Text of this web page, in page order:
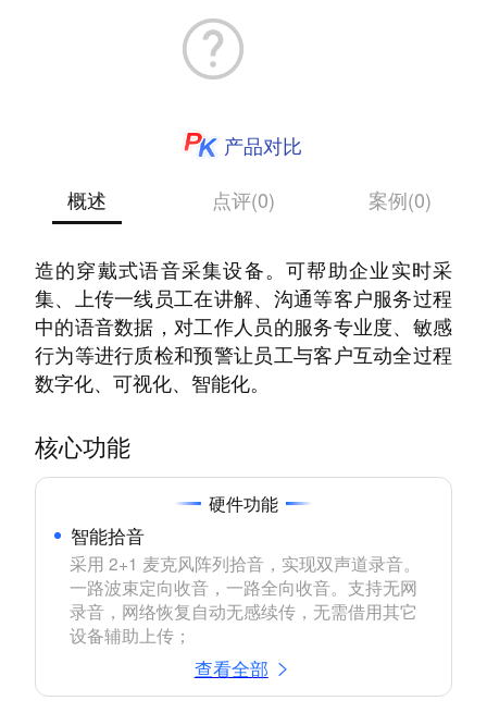
产品对比
概述
点评(0) 案例(0)
造的穿戴式语音采集设备。可帮助企业实时采
集、上传一线员工在讲解、沟通等客户服务过程
中的语音数据，对工作人员的服务专业度、敏感
行为等进行质检和预警让员工与客户互动全过程
数字化、可视化、智能化。
核心功能
硬件功能
智能拾音
采用 2+1 麦克风阵列拾音，实现双声道录音。
一路波束定向收音，一路全向收音。支持无网
录音，网络恢复自动无感续传，无需借用其它
设备辅助上传；
查看全部